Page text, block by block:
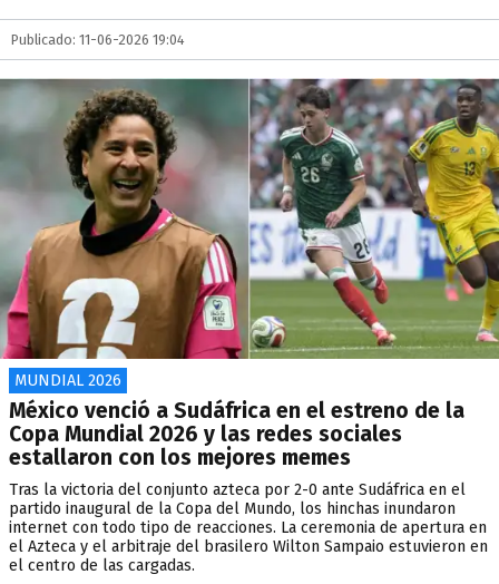
Publicado: 11-06-2026 19:04
MUNDIAL 2026
México venció a Sudáfrica en el estreno de la
Copa Mundial 2026 y las redes sociales
estallaron con los mejores memes
Tras la victoria del conjunto azteca por 2-0 ante Sudáfrica en el
partido inaugural de la Copa del Mundo, los hinchas inundaron
internet con todo tipo de reacciones. La ceremonia de apertura en
el Azteca y el arbitraje del brasilero Wilton Sampaio estuvieron en
el centro de las cargadas.